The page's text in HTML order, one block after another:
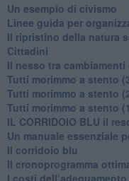
​Un esempio di civismo
​Linee guida per
​Il ripristino della natura
Cittadini
Il nesso tra
Tutti morimmo a stento
Tutti morimmo a stento
​Tutti morimmo a stento
IL CORRIDOIO BLU il
Un manuale essenziale
Il corridoio blu
​Il cronoprogramma
​I costi